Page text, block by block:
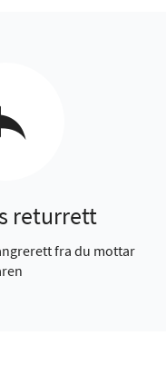
returrett
fra du mottar